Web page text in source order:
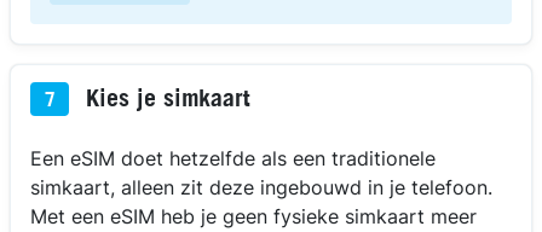
7 Kies je simkaart
Een eSIM doet hetzelfde als een traditionele
simkaart, alleen zit deze ingebouwd in je telefoon.
Met een eSIM heb je geen fysieke simkaart meer